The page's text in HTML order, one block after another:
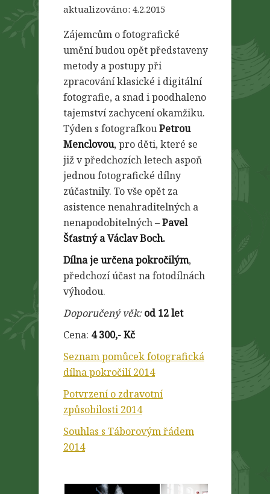
aktualizováno: 4.2.2015
Zájemcům o fotografické
umění budou opět představeny
metody a postupy při
zpracování klasické i digitální
fotografie, a snad i poodhaleno
tajemství zachycení okamžiku.
Týden s fotografkouPetrou
Menclovou, pro děti, které se
již v předchozích letech aspoň
jednou fotografické dílny
zúčastnily. To vše opět za
asistence nenahraditelných a
nenapodobitelných –Pavel
Šťastný a Václav Boch.
Dílna je určena pokročilým,
předchozí účast na fotodílnách
výhodou.
Doporučený věk: od 12 let
Cena: 4 300,- Kč
Seznam pomůcek fotografická
dílna pokročilí 2014
Potvrzení o zdravotní
způsobilosti 2014
Souhlas s Táborovým řádem
2014